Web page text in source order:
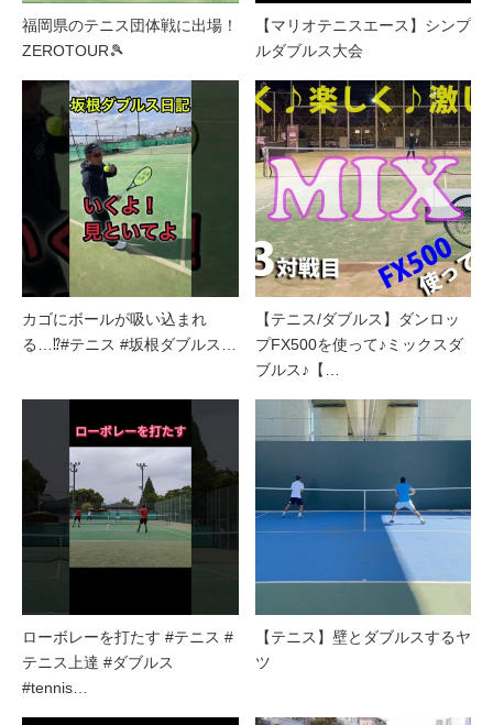
福岡県のテニス団体戦に出場！
ZEROTOUR🎾
【マリオテニスエース】シンプ
ルダブルス大会
カゴにボールが吸い込まれ
る…⁉︎#テニス #坂根ダブルス…
【テニス/ダブルス】ダンロッ
プFX500を使って♪ミックスダ
ブルス♪【…
ローボレーを打たす #テニス #
テニス上達 #ダブルス
#tennis…
【テニス】壁とダブルスするヤ
ツ